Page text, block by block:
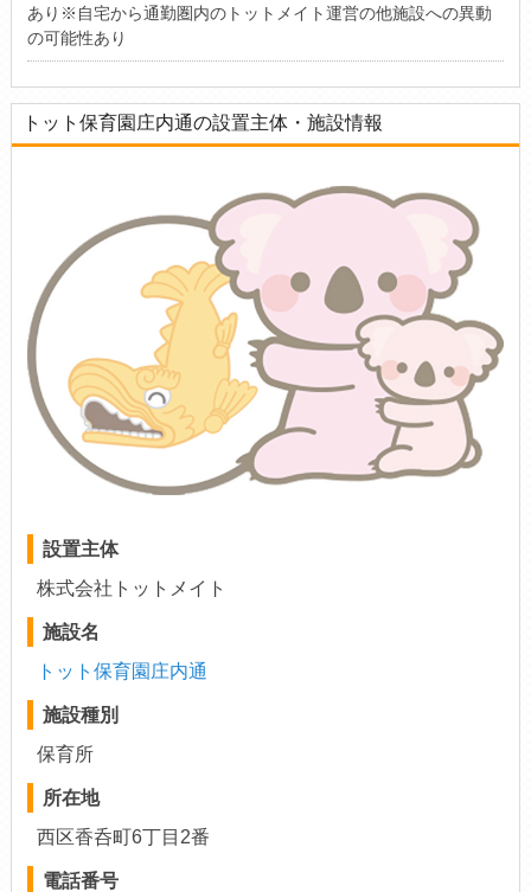
あり※自宅から通勤圏内のトットメイト運営の他施設への異動
の可能性あり
トット保育園庄内通の設置主体・施設情報
設置主体
株式会社トットメイト
施設名
トット保育園庄内通
施設種別
保育所
所在地
西区香呑町6丁目2番
電話番号